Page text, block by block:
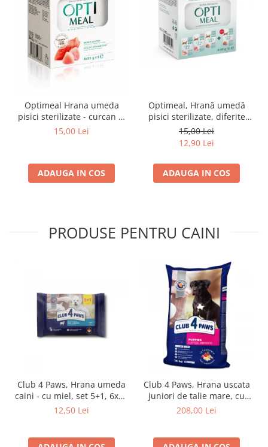
Optimeal Hrana umeda
pisici sterilizate - curcan si
pui in sos, set 3+1,
15,00 Lei
ADAUGA IN COS
Optimeal, Hrană umedă
pisici sterilizate, diferite
arome, (3+1), 0.34kg
15,00 Lei
12,90 Lei
ADAUGA IN COS
PRODUSE PENTRU CAINI
Club 4 Paws, Hrana umeda
caini - cu miel, set 5+1, 6x80
g
12,50 Lei
Club 4 Paws, Hrana uscata
juniori de talie mare, cu
pui, 14kg
208,00 Lei